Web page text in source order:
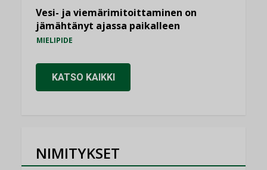
Vesi- ja viemärimitoittaminen on
jämähtänyt ajassa paikalleen
MIELIPIDE
KATSO KAIKKI
NIMITYKSET